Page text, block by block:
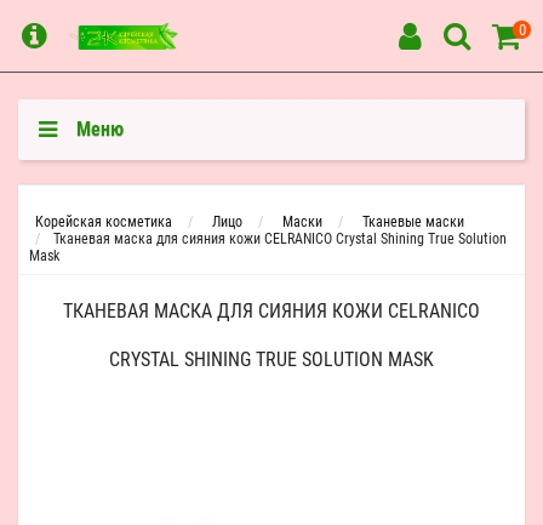
0
Меню
Корейская косметика Лицо Маски
Тканевые маски
Тканевая маска для сияния кожи CELRANICO Crystal Shining True Solution
Mask
ТКАНЕВАЯ МАСКА ДЛЯ СИЯНИЯ КОЖИ CELRANICO
CRYSTAL SHINING TRUE SOLUTION MASK